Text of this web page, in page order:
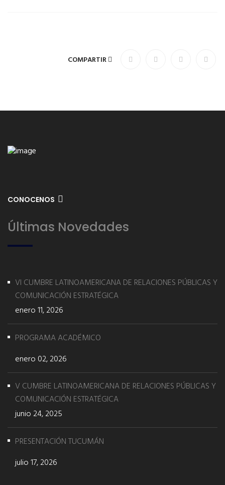
COMPARTIR
CONOCENOS
Últimas Novedades
VI CUMBRE LATINOAMERICANA DE RELACIONES PÚBLICAS Y
COMUNICACIÓN ESTRATÉGICA
enero 11, 2026
PROGRAMA ACADÉMICO
enero 02, 2026
V CUMBRE LATINOAMERICANA DE RELACIONES PÚBLICAS Y
COMUNICACIÓN ESTRATÉGICA
junio 24, 2025
PRESENTACIÓN TUCUMÁN
julio 17, 2026